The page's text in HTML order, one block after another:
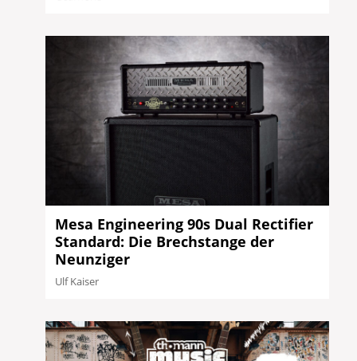
Mesa Engineering 90s Dual Rectifier
Standard: Die Brechstange der
Neunziger
Ulf Kaiser